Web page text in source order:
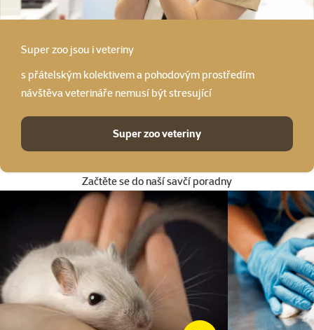
Super zoo jsou i veteriny
s přátelským kolektivem a pohodovým prostředím
návštěva veterináře nemusí být stresující
Super zoo veteriny
Začtěte se do naší savčí poradny